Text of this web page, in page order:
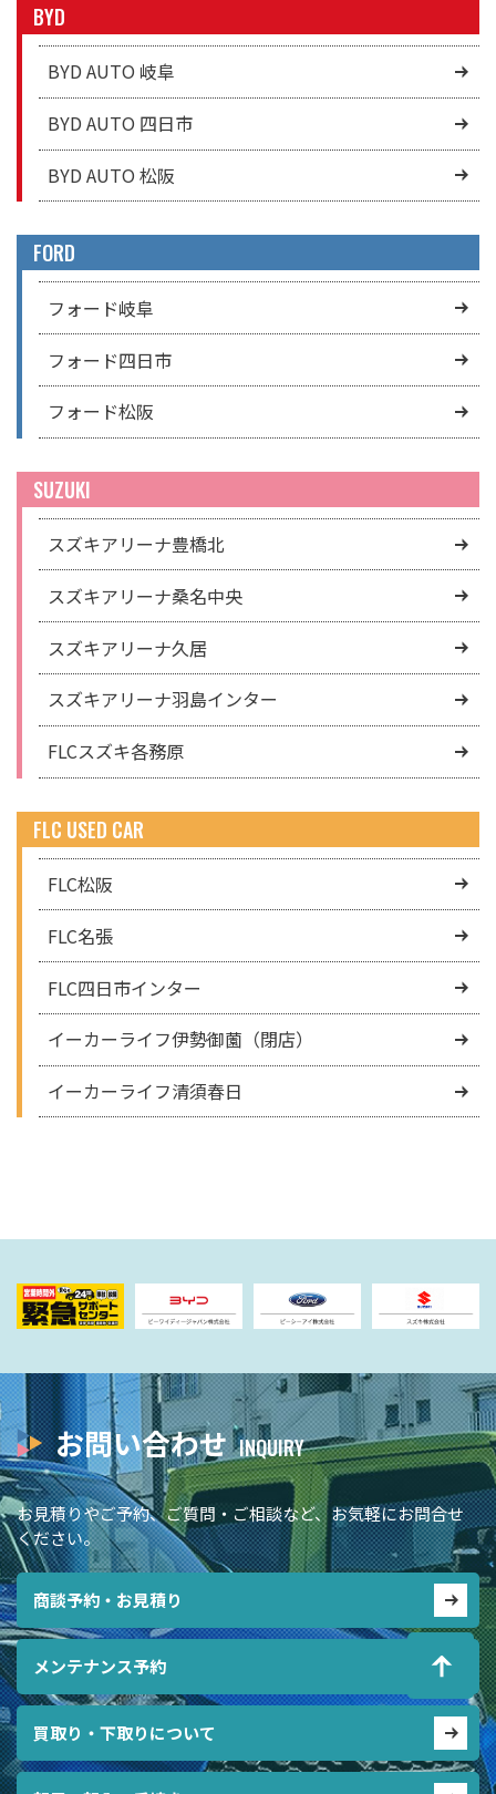
BYD
BYD AUTO 岐阜
BYD AUTO 四日市
BYD AUTO 松阪
FORD
フォード岐阜
フォード四日市
フォード松阪
SUZUKI
スズキアリーナ豊橋北
スズキアリーナ桑名中央
スズキアリーナ久居
スズキアリーナ羽島インター
FLCスズキ各務原
FLC USED CAR
FLC松阪
FLC名張
FLC四日市インター
イーカーライフ伊勢御薗（閉店）
イーカーライフ清須春日
お問い合わせ
お見積りやご予約、ご質問・ご相談など、お気軽にお問合せ
ください。
商談予約・お見積り
メンテナンス予約
買取り・下取りについて